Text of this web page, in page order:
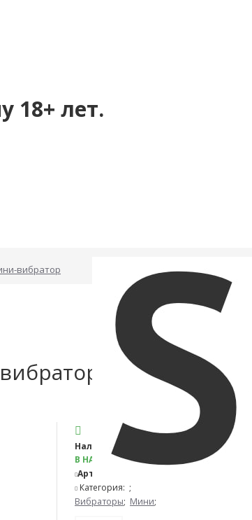
18+ лет.
вибратор
Наличие:
В НАЛИЧИИ
Артикул:
Категория: ;
Вибраторы; Мини;